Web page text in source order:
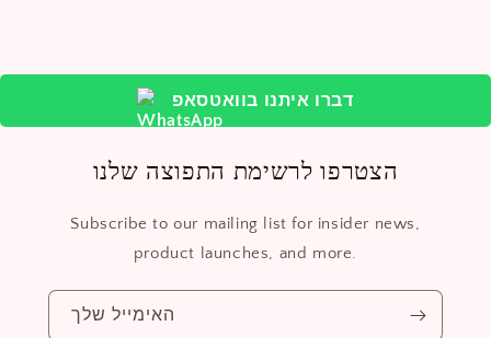
דברו איתנו בוואטסאפ
הצטרפו לרשימת התפוצה שלנו
Subscribe to our mailing list for insider news,
product launches, and more.
האימייל שלך